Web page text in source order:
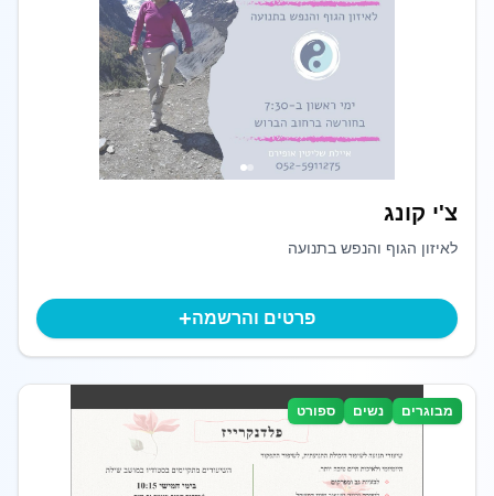
צ'י קונג
לאיזון הגוף והנפש בתנועה
פרטים והרשמה+
מבוגרים נשים ספורט